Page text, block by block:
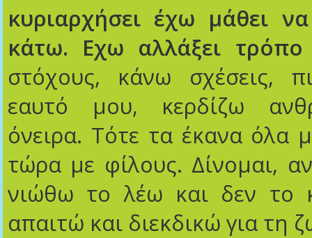
κυριαρχήσει έχω μάθει
κάτω. Εχω αλλάξει
στόχους, κάνω σχέσεις,
εαυτό μου, κερδίζω
όνειρα. Τότε τα έκανα όλα
τώρα με φίλους. Δίνομαι,
νιώθω το λέω και δεν το
απαιτώ και διεκδικώ για τη